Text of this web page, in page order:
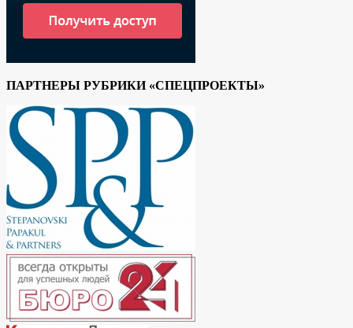
ПАРТНЕРЫ РУБРИКИ «СПЕЦПРОЕКТЫ»